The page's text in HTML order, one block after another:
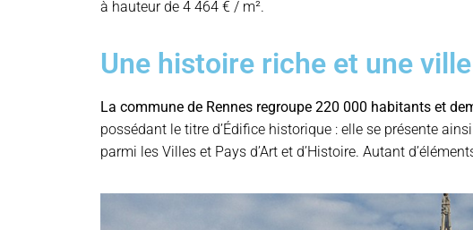
à hauteur de 4 464 € / m².
Une histoire riche et une
La commune de Rennes regroupe 220 000 habitants et
possédant le titre d’Édifice historique : elle se présente
parmi les Villes et Pays d’Art et d’Histoire. Autant